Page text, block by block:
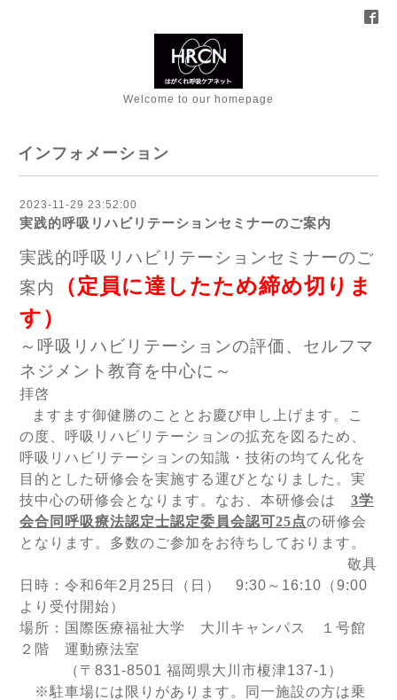
Welcome to our homepage
インフォメーション
2023-11-29 23:52:00
実践的呼吸リハビリテーションセミナーのご案内
実践的呼吸リハビリテーションセミナーのご
案内
（定員に達したため締め切りま
す）
～呼吸リハビリテーションの評価、セルフマ
ネジメント教育を中心に～
拝啓
ますます御健勝のこととお慶び申し上げます。
こ
の度、呼吸リハビリテーションの拡充を図るため、
呼吸リハビリテーションの知識・技術の均てん化を
目的とした研修会を実施する運びとなりました。実
技中心の研修会となります。なお、本研修会は 3学
会合同呼吸療法認定士認定委員会認可25点の研修会
となります。多数のご参加をお待ちしております。
敬具
日時：令和6年2月25日（日） 9:30～16:10（9:00
より受付開始）
場所：国際医療福祉大学 大川キャンパス １号館
２階 運動療法室
（〒831-8501 福岡県大川市榎津137-1）
※駐車場には限りがあります。同一施設の方は乗